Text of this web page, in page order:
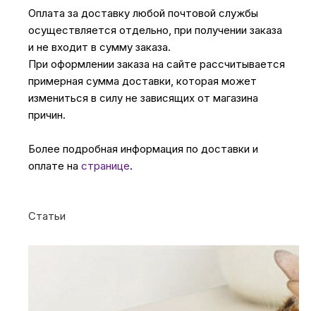
Оплата за доставку любой почтовой службы
осуществляется отдельно, при получении заказа
и не входит в сумму заказа.
При оформлении заказа на сайте рассчитывается
примерная сумма доставки, которая может
измениться в силу не зависящих от магазина
причин.
Более подробная информация по доставки и
оплате на странице.
Статьи